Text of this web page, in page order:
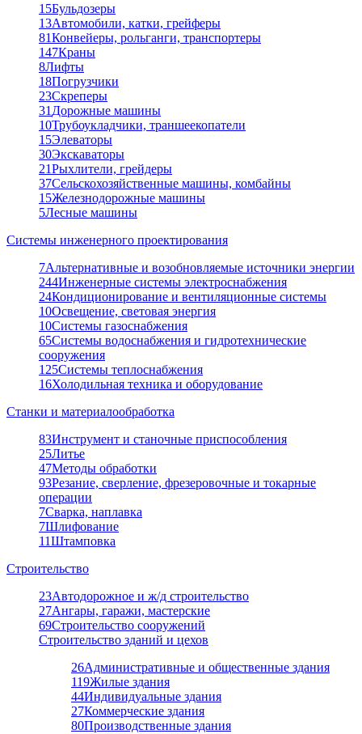
15Бульдозеры
13Автомобили, катки, грейферы
81Конвейеры, рольганги, транспортеры
147Краны
8Лифты
18Погрузчики
23Скреперы
31 Дорожные машины
10Трубоукладчики, траншеекопатели
15Элеваторы
30Экскаваторы
21Рыхлители, грейдеры
37Сельскохозяйственные машины, комбайны
15Железнодорожные машины
5Лесные машины
Системы инженерного проектирования
7Альтернативные и возобновляемые источники энергии
244Инженерные системы электроснабжения
24Кондиционирование и вентиляционные системы
10Освещение, световая энергия
10Системы газоснабжения
65Системы водоснабжения и гидротехнические
сооружения
125Системы теплоснабжения
16Холодильная техника и оборудование
Станки и материалообработка
83Инструмент и станочные приспособления
25Литье
47Методы обработки
93Резание, сверление, фрезеровочные и токарные
операции
7Сварка, наплавка
7Шлифование
11Штамповка
Строительство
23Автодорожное и ж/д строительство
27Ангары, гаражи, мастерские
69Строительство сооружений
Строительство зданий и цехов
26Административные и общественные здания
119Жилые здания
44Индивидуальные здания
27Коммерческие здания
80Производственные здания